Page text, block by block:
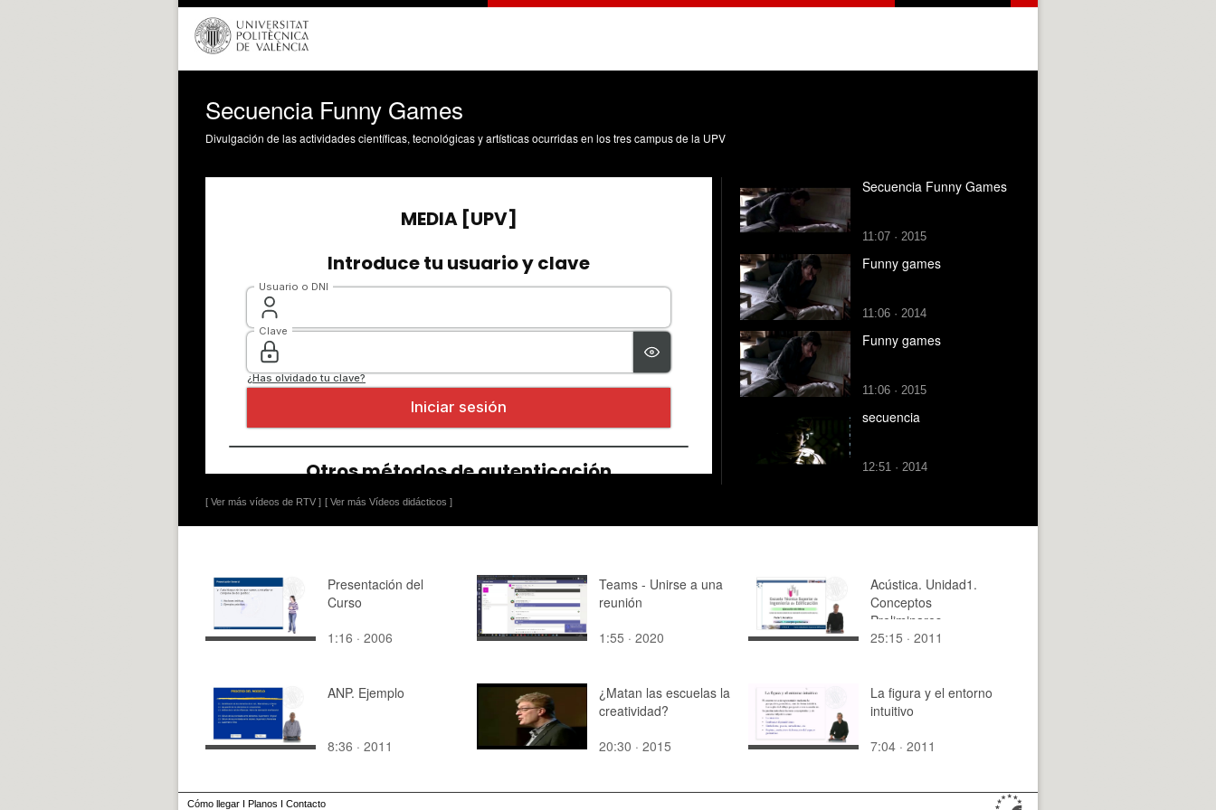
Secuencia Funny Games
Divulgación de las actividades científicas, tecnológicas y artísticas ocurridas en los tres campus de la UPV
[ Ver más vídeos de RTV ] [ Ver más Vídeos didácticos ]
Secuencia Funny Games
11:07 · 2015
Funny games
11:06 · 2014
Funny games
11:06 · 2015
secuencia
12:51 · 2014
Presentación del
Curso
1:16 · 2006
Teams - Unirse a una
reunión
1:55 · 2020
Acústica. Unidad1.
Conceptos
Preliminares
25:15 · 2011
ANP. Ejemplo
8:36 · 2011
¿Matan las escuelas la
creatividad?
20:30 · 2015
La figura y el entorno
intuitivo
7:04 · 2011
Cómo llegar I Planos I Contacto